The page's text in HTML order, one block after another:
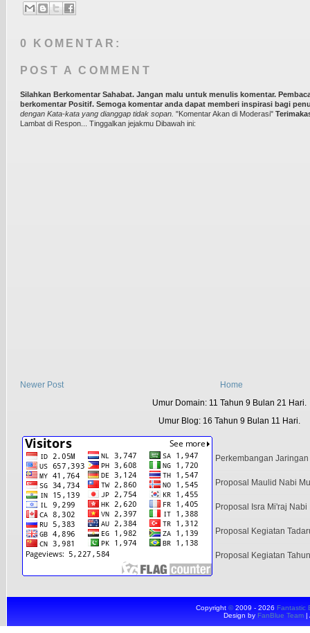
0 KOMENTAR:
POST A COMMENT
Silahkan Berkomentar Sahabat. Jangan malu untuk menulis komentar.
berkomentar Positif. Semoga komentar anda dapat memberi inspirasi bagi
dengan Kata-kata yang dianggap tidak sopan. "Komentar Akan di Moderasi"
Lambat di Respon... Tinggalkan jejakmu Dibawah ini:
Newer Post
Home
Umur Domain: 11 Tahun 9 Bulan 21 Hari.
Umur Blog: 16 Tahun 9 Bulan 11 Hari.
Perkembangan
Proposal Maulid Nabi
Proposal Isra Mi'raj
Proposal Kegiatan
Proposal Kegiatan
Copyright©2009 - 2026Fantastic
Design byFanBlue Team|